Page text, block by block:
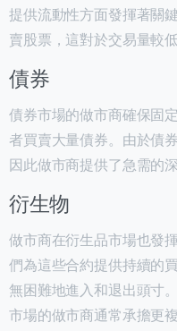
提供流動性方面發揮著關
賣股票，這對於交易量較
債券
債券市場的做市商確保固
者買賣大量債券。由於債
因此做市商提供了急需的
衍生物
做市商在衍生品市場也發
們為這些合約提供持續的
無困難地進入和退出頭寸
市場的做市商通常承擔更